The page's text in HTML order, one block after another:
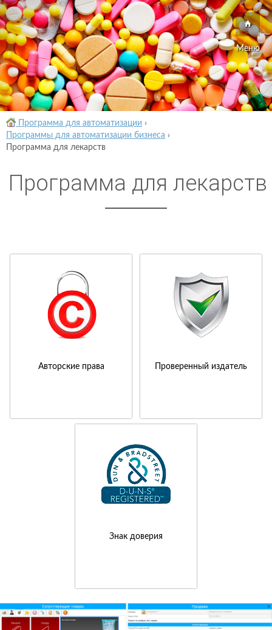
Меню
Программа для автоматизации ›
Программы для автоматизации бизнеса ›
Программа для лекарств
Программа для лекарств
Авторские права Проверенный издатель
Знак доверия